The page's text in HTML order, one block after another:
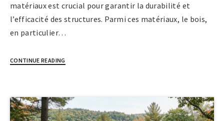
matériaux est crucial pour garantir la durabilité et
l’efficacité des structures. Parmi ces matériaux, le bois,
en particulier…
CONTINUE READING